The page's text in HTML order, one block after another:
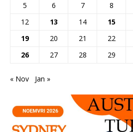
5
6 7 8
12
13 14 15
19
20 21 22
26
27 28 29
« Nov Jan »